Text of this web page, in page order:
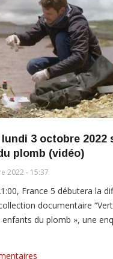
lundi 3 octobre 2022
plomb (vidéo)
2022 - 15:37
France 5 débutera la
documentaire
du plomb », une